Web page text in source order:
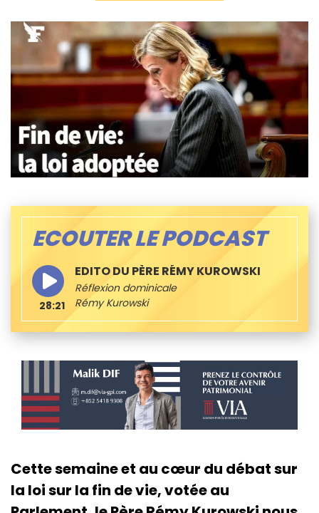
ECOUTER LE PODCAST
EDITO DU PÈRE RÉMY KUROWSKI
Réflexion dominicale
Rémy Kurowski
28:21
Cette semaine et au cœur du débat sur
la loi sur la fin de vie, votée au